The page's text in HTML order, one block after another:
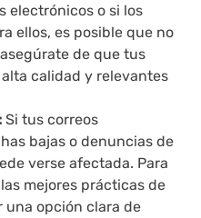
electrónicos o si los
ellos, es posible que no
de que tus
calidad y relevantes
Si tus correos
bajas o denuncias de
verse afectada. Para
mejores prácticas de
una opción clara de